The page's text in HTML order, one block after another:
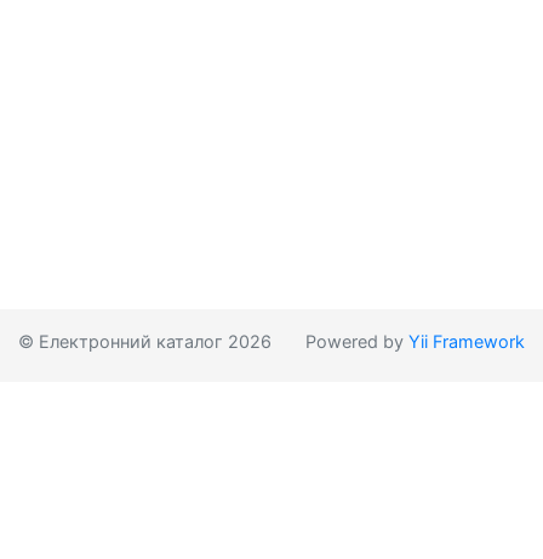
© Електронний каталог 2026 Powered by Yii Framework